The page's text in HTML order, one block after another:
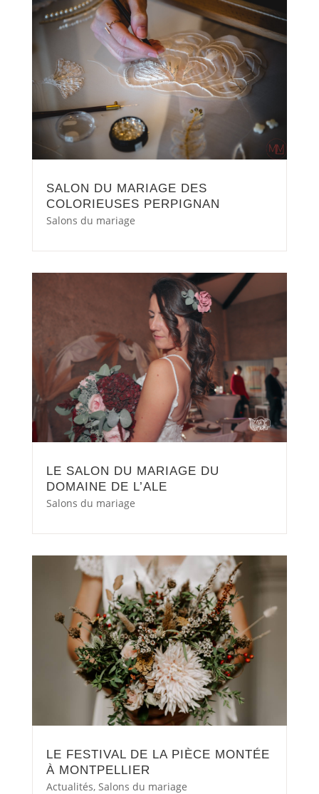
SALON DU MARIAGE DES
COLORIEUSES PERPIGNAN
Salons du mariage
LE SALON DU MARIAGE DU
DOMAINE DE L’ALE
Salons du mariage
LE FESTIVAL DE LA PIÈCE MONTÉE
À MONTPELLIER
Actualités, Salons du mariage